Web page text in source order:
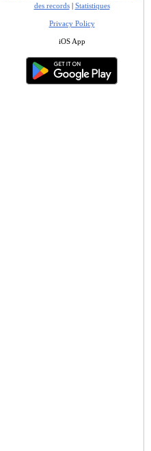
des records| Statistiques
Privacy Policy
iOS App